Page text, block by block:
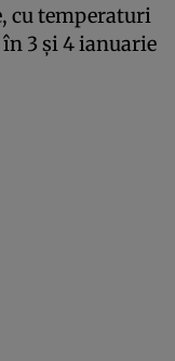
cu temperaturi
3 şi 4 ianuarie